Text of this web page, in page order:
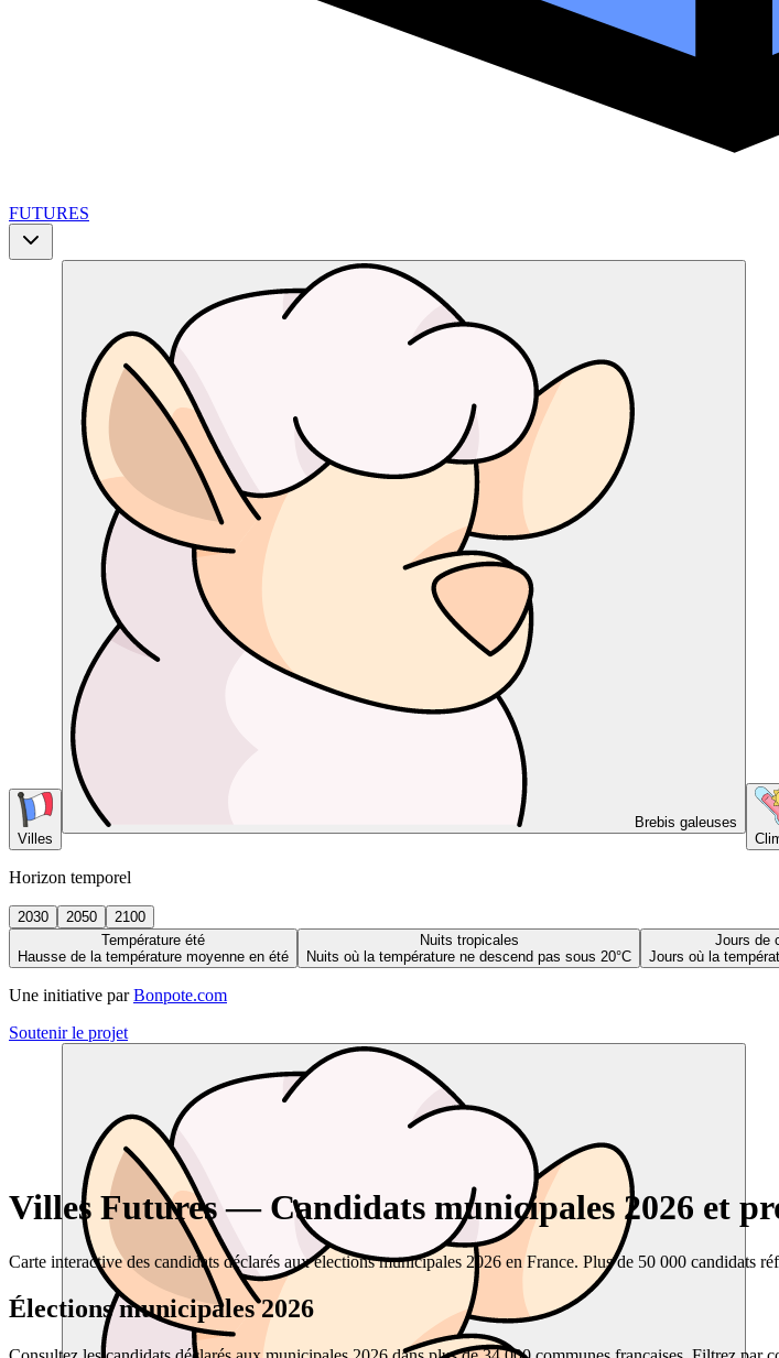
FUTURES
Villes
Brebis galeuses
Horizon temporel
2030 2050
2100
Température été
Hausse de la température moyenne en été
Nuits tropicales
Nuits où la température ne descend pas sous 20°C
Jours de
Jours où la
Une initiative par Bonpote.com
Soutenir le projet
Villes Futures — Candidats municipales 2026 et
Carte interactive des candidats déclarés aux élections municipales 2026 en France. Plus de 50 000 candidats
Élections municipales 2026